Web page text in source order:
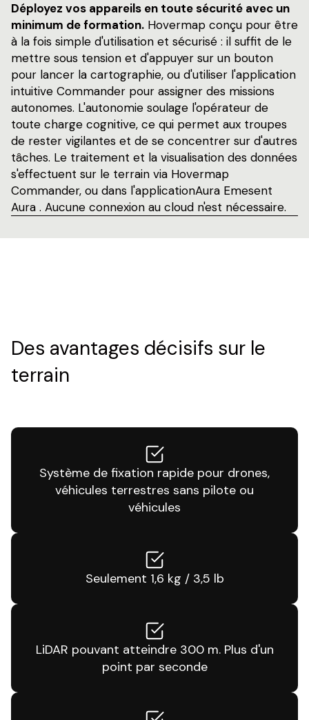
Déployez vos appareils en toute sécurité avec un
minimum de formation. Hovermap conçu pour être
à la fois simple d'utilisation et sécurisé : il suffit de le
mettre sous tension et d'appuyer sur un bouton
pour lancer la cartographie, ou d'utiliser l'application
intuitive Commander pour assigner des missions
autonomes. L'autonomie soulage l'opérateur de
toute charge cognitive, ce qui permet aux troupes
de rester vigilantes et de se concentrer sur d'autres
tâches. Le traitement et la visualisation des données
s'effectuent sur le terrain via Hovermap
Commander, ou dans l'applicationAura Emesent
Aura . Aucune connexion au cloud n'est nécessaire.
Des avantages décisifs sur le
terrain
Système de fixation rapide pour drones,
véhicules terrestres sans pilote ou
véhicules
Seulement 1,6 kg / 3,5 lb
LiDAR pouvant atteindre 300 m. Plus d'un
point par seconde